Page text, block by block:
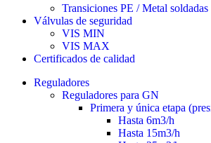
Transiciones PE / Metal
Válvulas de seguridad
VIS MIN
VIS MAX
Certificados de calidad
Reguladores
Reguladores para GN
Primera y única etapa
Hasta 6m3/h
Hasta 15m3/h